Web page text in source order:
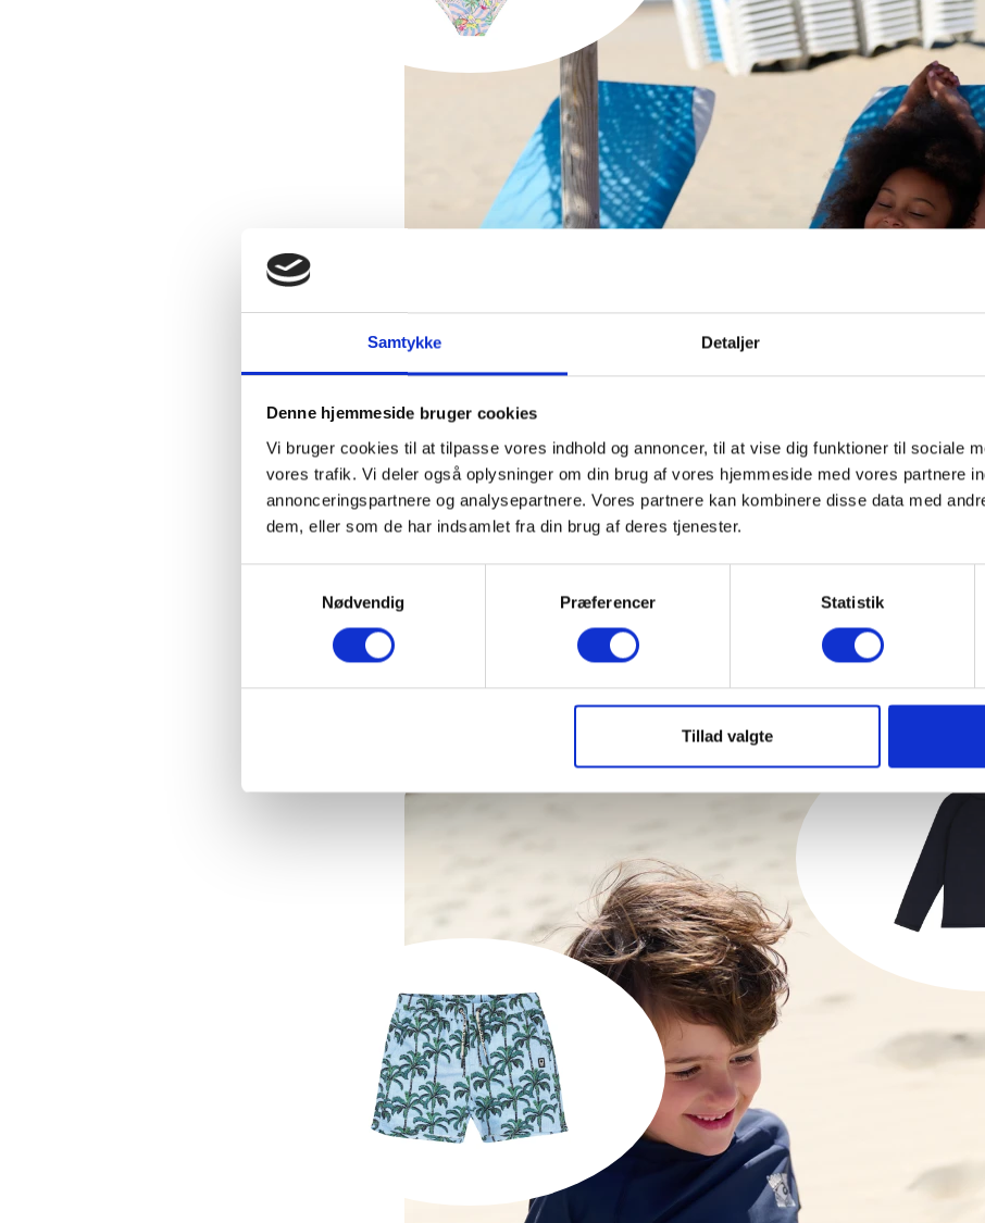
Samtykke Detaljer
Denne hjemmeside bruger cookies
Vi bruger cookies til at tilpasse vores indhold og annoncer, til at vise dig funktioner til sociale
vores trafik. Vi deler også oplysninger om din brug af vores hjemmeside med vores partnere
annonceringspartnere og analysepartnere. Vores partnere kan kombinere disse data med
dem, eller som de har indsamlet fra din brug af deres tjenester.
Nødvendig
Præferencer Statistik
Tillad valgte